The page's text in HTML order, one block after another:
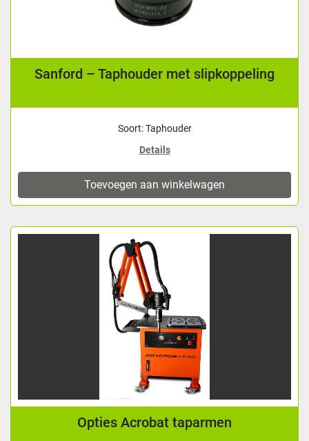
Sanford – Taphouder met slipkoppeling
Soort: Taphouder
Details
Toevoegen aan winkelwagen
Opties Acrobat taparmen